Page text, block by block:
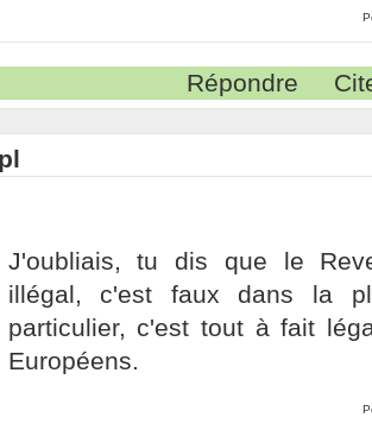
Répondre
J'oubliais, tu dis que le
illégal, c'est faux dans la
particulier, c'est tout à fait
Européens.